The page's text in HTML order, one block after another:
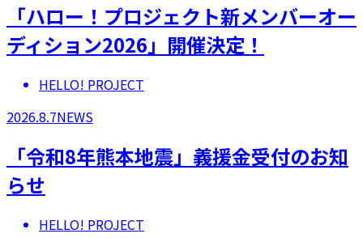
「ハロー！プロジェクト新メンバーオー
ディション2026」開催決定！
HELLO! PROJECT
2026.8.7NEWS
「令和8年熊本地震」義援金受付のお知
らせ
HELLO! PROJECT